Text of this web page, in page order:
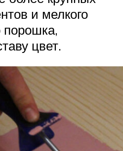
и мелкого
порошка,
цвет.